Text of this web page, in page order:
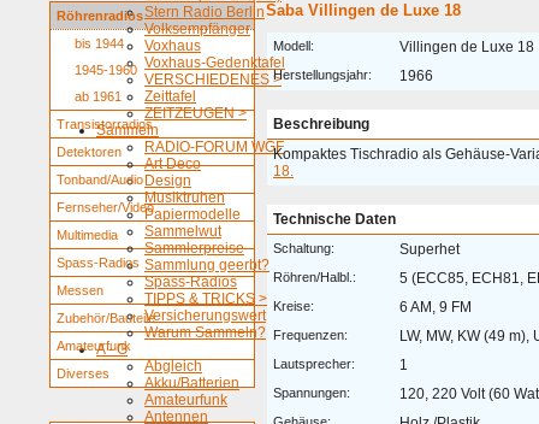
Stern Radio Berlin
Volksempfänger
Voxhaus
Voxhaus-Gedenktafel
VERSCHIEDENES >
Zeittafel
ZEITZEUGEN >
Sammeln
RADIO-FORUM WGF
Art Deco
Design
Musiktruhen
Papiermodelle
Sammelwut
Sammlerpreise
Sammlung geerbt?
Spass-Radios
TIPPS & TRICKS >
Versicherungswert
Warum Sammeln?
A - G
Abgleich
Akku/Batterien
Amateurfunk
Antennen
Röhrenradios
bis 1944
1945-1960
ab 1961
Transistorradios
Detektoren
Tonband/Audio
Fernseher/Video
Multimedia
Spass-Radios
Messen
Zubehör/Bauteile
Amateurfunk
Diverses
Saba Villingen de Luxe 18
Modell: Villingen de Luxe 18
Herstellungsjahr: 1966
Beschreibung
Kompaktes Tischradio als Gehäuse-
18.
Technische Daten
Schaltung: Superhet
Röhren/Halbl.: 5 (ECC85, ECH81,
Kreise: 6 AM, 9 FM
Frequenzen: LW, MW, KW (49 m),
Lautsprecher: 1
Spannungen: 120, 220 Volt (60